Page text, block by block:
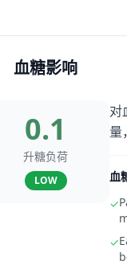
血糖影响
0.1
升糖负荷
LOW
对
量
血
✓
✓